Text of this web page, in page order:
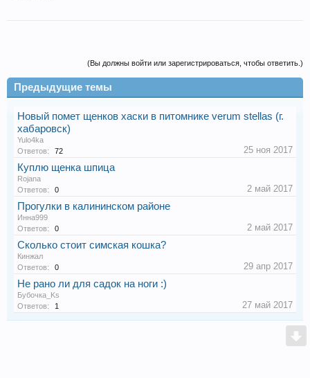
(Вы должны войти или зарегистрироваться, чтобы ответить.)
Предыдущие темы
Новый помет щенков хаски в питомнике verum stellas (г.
хабаровск)
Yulo4ka
Ответов:
72 25 ноя 2017
Куплю щенка шпица
Rojana
Ответов:
0 2 май 2017
Прогулки в калининском районе
Инна999
Ответов:
0 2 май 2017
Сколько стоит симская кошка?
Кинжал
Ответов:
0 29 апр 2017
Не рано ли для садок на ноги :)
Бубочка_Ks
Ответов:
1 27 май 2017